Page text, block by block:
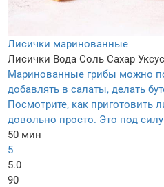
Лисички маринованные
Лисички Вода Соль Сахар Уксус
Маринованные грибы можно
добавлять в салаты, делать
Посмотрите, как приготовить
довольно просто. Это под
50 мин
5
5.0
90